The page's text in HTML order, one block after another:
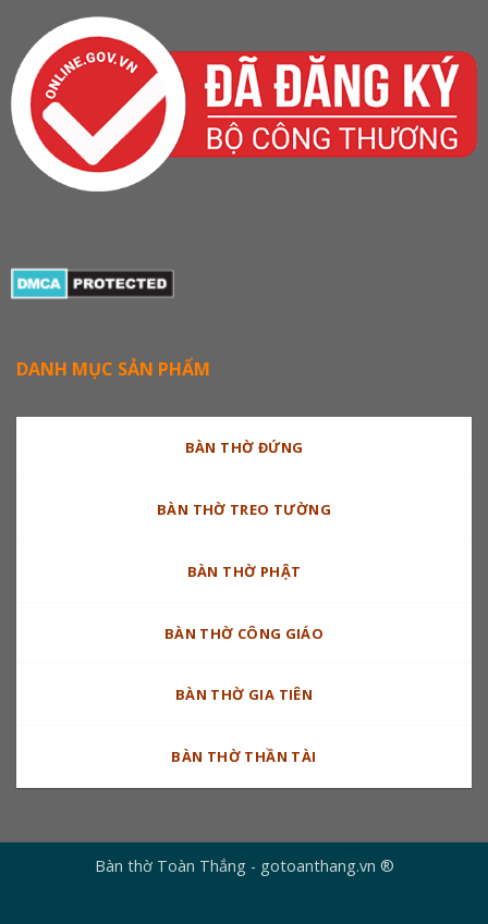
DANH MỤC SẢN PHẨM
BÀN THỜ ĐỨNG
BÀN THỜ TREO TƯỜNG
BÀN THỜ PHẬT
BÀN THỜ CÔNG GIÁO
BÀN THỜ GIA TIÊN
BÀN THỜ THẦN TÀI
Bàn thờ Toàn Thắng - gotoanthang.vn ®